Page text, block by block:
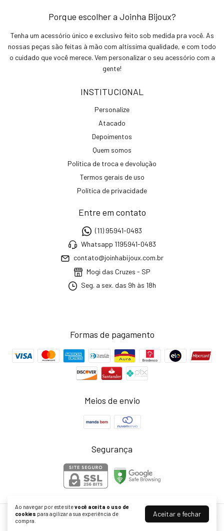
Ao navegar por este sitevocê aceita o uso de
cookies para agilizar a sua experiência de
compra.
Aceitar e fechar
Porque escolher a Joinha Bijoux?
Tenha um acessório único e exclusivo feito sob medida pra você. As
nossas peças são feitas à mão com altíssima qualidade, e com todo
o cuidado que você merece. Vem personalizar o seu acessório com a
gente!
INSTITUCIONAL
Personalize
Atacado
Depoimentos
Quem somos
Política de troca e devolução
Termos gerais de uso
Política de privacidade
Entre em contato
(11) 95941-0483
Whatsapp 1195941-0483
contato@joinhabijoux.com.br
Mogi das Cruzes - SP
Seg. a sex. das 9h às 18h
Formas de pagamento
Meios de envio
Segurança
Acessórios com personalidade - Loja Joinha Bijoux